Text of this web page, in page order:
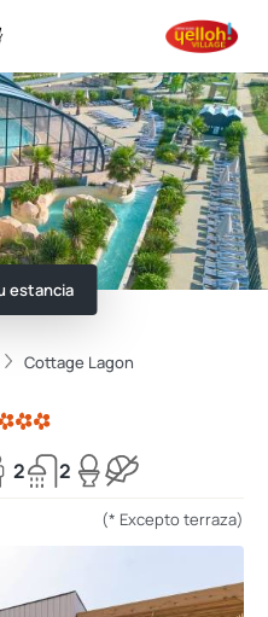
estancia
Cottage Lagon
2 2
(* Excepto terraza)